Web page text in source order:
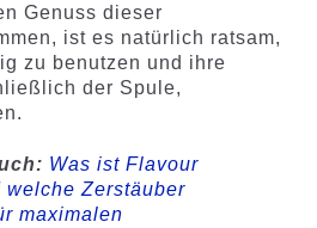
Genuss dieser
ist es natürlich ratsam,
zu benutzen und ihre
der Spule,
Was ist Flavour
welche Zerstäuber
maximalen